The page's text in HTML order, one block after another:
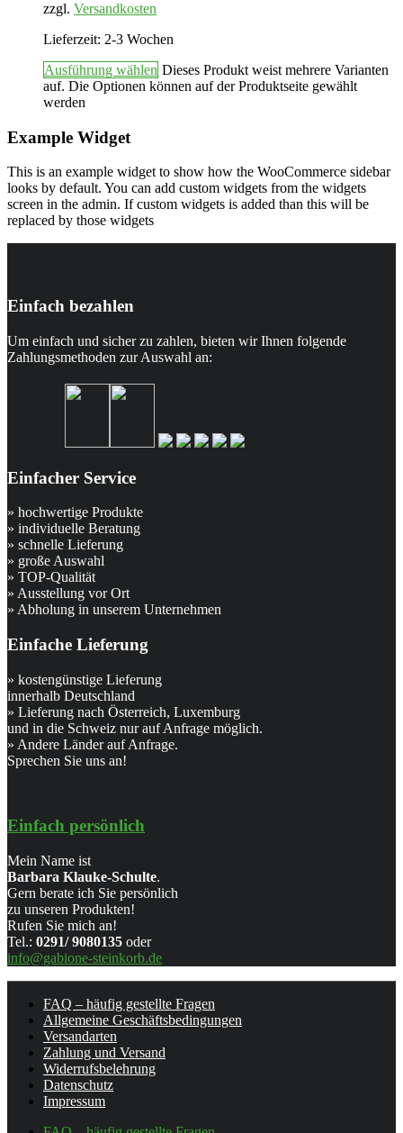
zzgl. Versandkosten
Lieferzeit: 2-3 Wochen
Ausführung wählen Dieses Produkt weist mehrere Varianten
auf. Die Optionen können auf der Produktseite gewählt
werden
Example Widget
This is an example widget to show how the WooCommerce sidebar
looks by default. You can add custom widgets from the widgets
screen in the admin. If custom widgets is added than this will be
replaced by those widgets
Einfach bezahlen
Um einfach und sicher zu zahlen, bieten wir Ihnen folgende
Zahlungsmethoden zur Auswahl an:
Einfacher Service
» hochwertige Produkte
» individuelle Beratung
» schnelle Lieferung
» große Auswahl
» TOP-Qualität
» Ausstellung vor Ort
» Abholung in unserem Unternehmen
Einfache Lieferung
» kostengünstige Lieferung
innerhalb Deutschland
» Lieferung nach Österreich, Luxemburg
und in die Schweiz nur auf Anfrage möglich.
» Andere Länder auf Anfrage.
Sprechen Sie uns an!
Einfach persönlich
Mein Name ist
Barbara Klauke-Schulte.
Gern berate ich Sie persönlich
zu unseren Produkten!
Rufen Sie mich an!
Tel.: 0291/ 9080135 oder
info@gabione-steinkorb.de
FAQ – häufig gestellte Fragen
Allgemeine Geschäftsbedingungen
Versandarten
Zahlung und Versand
Widerrufsbelehrung
Datenschutz
Impressum